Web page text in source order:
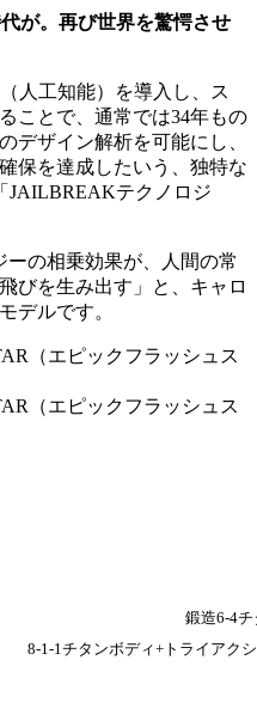
が。再び世界を驚愕させ
人工知能）を導入し、ス
ことで、通常では34年もの
デザイン解析を可能にし、
保を達成したいう、独特な
JAILBREAKテクノロジ
ーの相乗効果が、人間の常
びを生み出す」と、キャロ
デルです。
鍛造6-4チ
8-1-1チタンボディ+トライアク